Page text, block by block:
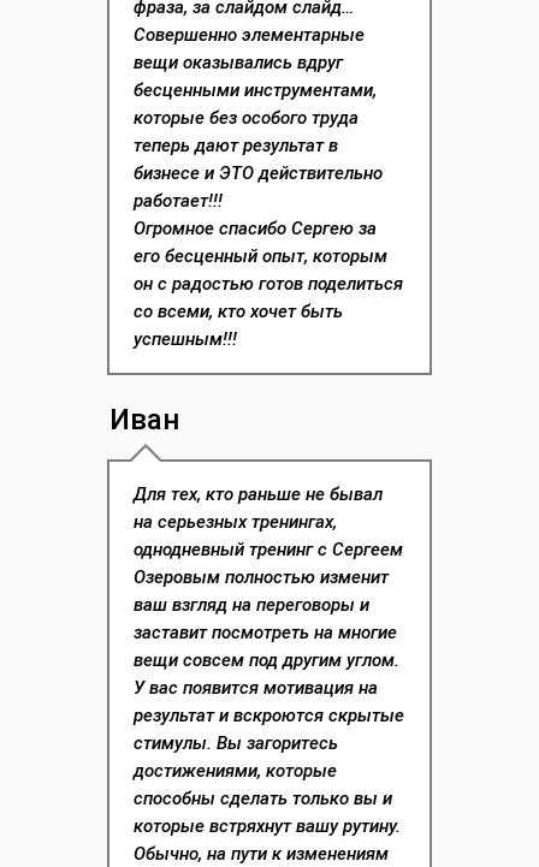
фраза, за слайдом слайд…
Совершенно элементарные
вещи оказывались вдруг
бесценными инструментами,
которые без особого труда
теперь дают результат в
бизнесе и ЭТО действительно
работает!!!
Огромное спасибо Сергею за
его бесценный опыт, которым
он с радостью готов поделиться
со всеми, кто хочет быть
успешным!!!
Иван
Для тех, кто раньше не бывал
на серьезных тренингах,
однодневный тренинг с Сергеем
Озеровым полностью изменит
ваш взгляд на переговоры и
заставит посмотреть на многие
вещи совсем под другим углом.
У вас появится мотивация на
результат и вскроются скрытые
стимулы. Вы загоритесь
достижениями, которые
способны сделать только вы и
которые встряхнут вашу рутину.
Обычно, на пути к изменениям